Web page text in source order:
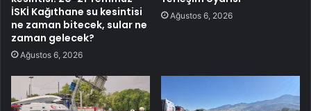
İSKİ Kağıthane su kesintisi
ne zaman bitecek, sular ne
zaman gelecek?
Ağustos 6, 2026
Ağustos 6, 2026